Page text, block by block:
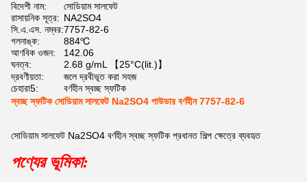
বিদেশী নাম:
সোডিয়াম সালফেট
রাসায়নিক সূত্র: NA2SO4
সি.এ.এস. নম্বর:7757-82-6
গলনাঙ্ক:
884℃
আণবিক ওজন:
142.06
ঘনত্ব:
2.68 g/mL 【25°C(lit.)】
দ্রবণীয়তা:
জলে দ্রবীভূত করা সহজ
চেহারা5:
বর্ণহীন স্বচ্ছ স্ফটিক
স্বচ্ছ স্ফটিক সোডিয়াম সালফেট Na2SO4 পাউডার বর্ণহীন 7757-82-6
সোডিয়াম সালফেট Na2SO4 বর্ণহীন স্বচ্ছ স্ফটিক প্রধানত শিল্প ক্ষেত্রে ব্যবহৃত
পণ্যের ভূমিকা: